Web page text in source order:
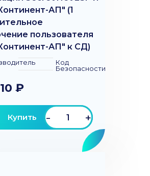
АП" (1
пользователя
АП" к СД)
Код
Безопасности
₽
Купить - +